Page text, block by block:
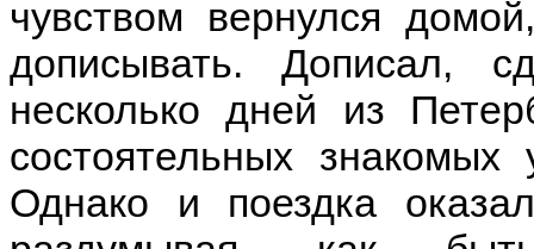
чувством вернулся
дописывать. Дописал,
несколько дней из
состоятельных
Однако и поездка